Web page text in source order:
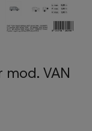
VAN